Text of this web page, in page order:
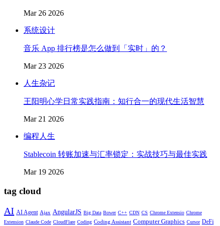
Mar 26 2026
系统设计
音乐 App 排行榜是怎么做到「实时」的？
Mar 23 2026
人生杂记
王阳明心学日常实践指南：知行合一的现代生活智慧
Mar 21 2026
编程人生
Stablecoin 转账加速与汇率锁定：实战技巧与最佳实践
Mar 19 2026
tag cloud
AI AI Agent Ajax AngularJS Big Data Bower C++ CDN CS Chrome Extensio Chrome
Extension Claude Code CloudFlare Coding Coding Assistant Computer Graphics Cursor DeFi